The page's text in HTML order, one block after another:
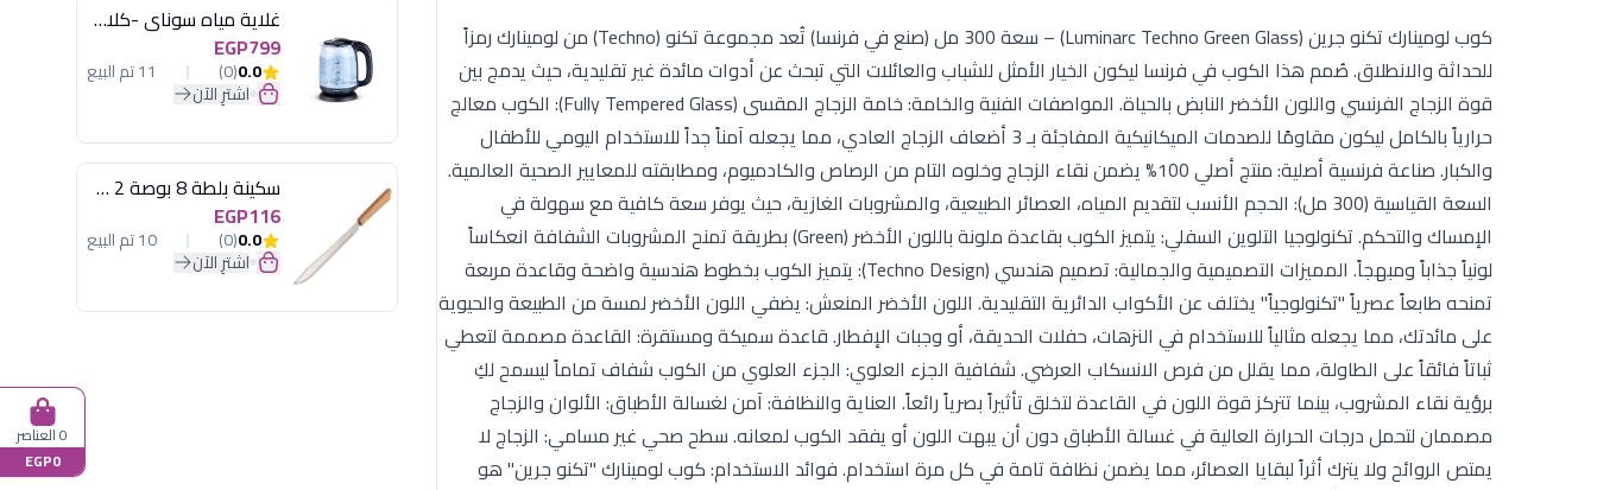
كوب لومينارك تكنو جرين (Luminarc Techno Green Glass) – سعة 300 مل (صنع في فرنسا) تُعد مجموعة تكنو (Techno) من لومينارك رمزاً
للحداثة والانطلاق. صُمم هذا الكوب في فرنسا ليكون الخيار الأمثل للشباب والعائلات التي تبحث عن أدوات مائدة غير تقليدية، حيث يدمج بين
قوة الزجاج الفرنسي واللون الأخضر النابض بالحياة. المواصفات الفنية والخامة: خامة الزجاج المقسى (Fully Tempered Glass): الكوب معالج
حرارياً بالكامل ليكون مقاومًا للصدمات الميكانيكية المفاجئة بـ 3 أضعاف الزجاج العادي، مما يجعله آمناً جداً للاستخدام اليومي للأطفال
والكبار. صناعة فرنسية أصلية: منتج أصلي 100% يضمن نقاء الزجاج وخلوه التام من الرصاص والكادميوم، ومطابقته للمعايير الصحية العالمية.
السعة القياسية (300 مل): الحجم الأنسب لتقديم المياه، العصائر الطبيعية، والمشروبات الغازية، حيث يوفر سعة كافية مع سهولة في
الإمساك والتحكم. تكنولوجيا التلوين السفلي: يتميز الكوب بقاعدة ملونة باللون الأخضر (Green) بطريقة تمنح المشروبات الشفافة انعكاساً
لونياً جذاباً ومبهجاً. المميزات التصميمية والجمالية: تصميم هندسي (Techno Design): يتميز الكوب بخطوط هندسية واضحة وقاعدة مربعة
تمنحه طابعاً عصرياً "تكنولوجياً" يختلف عن الأكواب الدائرية التقليدية. اللون الأخضر المنعش: يضفي اللون الأخضر لمسة من الطبيعة والحيوية
على مائدتك، مما يجعله مثالياً للاستخدام في النزهات، حفلات الحديقة، أو وجبات الإفطار. قاعدة سميكة ومستقرة: القاعدة مصممة لتعطي
ثباتاً فائقاً على الطاولة، مما يقلل من فرص الانسكاب العرضي. شفافية الجزء العلوي: الجزء العلوي من الكوب شفاف تماماً ليسمح لكِ
برؤية نقاء المشروب، بينما تتركز قوة اللون في القاعدة لتخلق تأثيراً بصرياً رائعاً. العناية والنظافة: آمن لغسالة الأطباق: الألوان والزجاج
مصممان لتحمل درجات الحرارة العالية في غسالة الأطباق دون أن يبهت اللون أو يفقد الكوب لمعانه. سطح صحي غير مسامي: الزجاج لا
يمتص الروائح ولا يترك أثراً لبقايا العصائر، مما يضمن نظافة تامة في كل مرة استخدام. فوائد الاستخدام: كوب لومينارك "تكنو جرين" هو
غلاية مياه سوناي -كلاسيك 2200 وات، 1.7 لتر زجاج اضائة ليد - MAR-3752
EGP799
0.0
(0) 11 تم البيع
اشترِ الآن
سكينة بلطة 8 بوصة 2 مسمار
EGP116
0.0
(0) 10 تم البيع
اشترِ الآن
0 العناصر
EGP0